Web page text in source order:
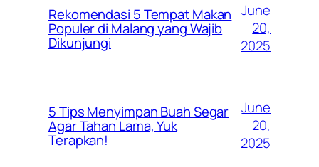
Rekomendasi 5 Tempat Makan
Populer di Malang yang Wajib
Dikunjungi
June
20,
2025
5 Tips Menyimpan Buah Segar
Agar Tahan Lama, Yuk
Terapkan!
June
20,
2025